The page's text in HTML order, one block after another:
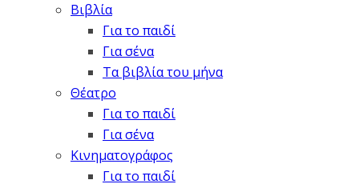
Βιβλία
Για το παιδί
Για σένα
Τα βιβλία του μήνα
Θέατρο
Για το παιδί
Για σένα
Κινηματογράφος
Για το παιδί